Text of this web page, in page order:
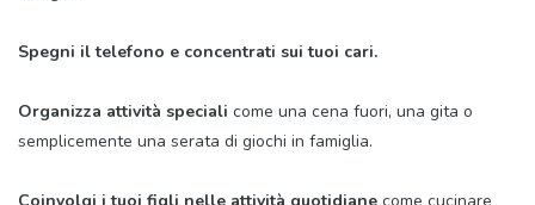
Spegni il telefono e concentrati sui tuoi cari.
Organizza attività speciali come una cena fuori, una gita o
semplicemente una serata di giochi in famiglia.